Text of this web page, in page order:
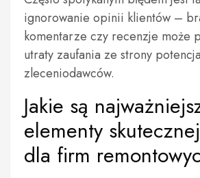
ignorowanie opinii klientów –
komentarze czy recenzje może
utraty zaufania ze strony
zleceniodawców.
Jakie są
elementy
dla firm